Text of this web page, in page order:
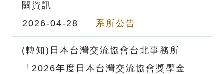
關資訊
系所公告
2026-04-28
(轉知)日本台灣交流協會台北事務所
「2026年度日本台灣交流協會獎學金